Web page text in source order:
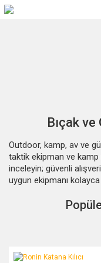
Bıçak
Outdoor, kamp, av ve
taktik ekipman ve
inceleyin; güvenli
uygun ekipmanı
Ronin Katana Kılıcı